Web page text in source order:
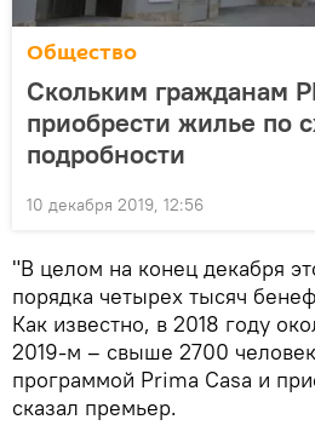
Общество
Скольким гражданам
приобрести жилье по
подробности
10 декабря 2019, 12:56
"В целом на конец декабря
порядка четырех тысяч
Как известно, в 2018 году
2019-м – свыше 2700
программой Prima Casa и
сказал премьер.